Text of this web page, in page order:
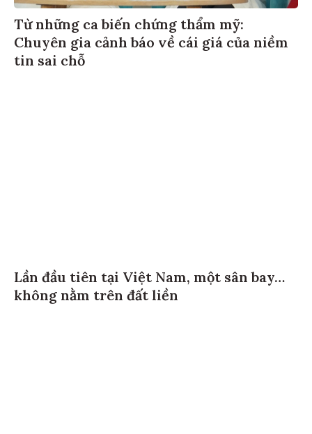
Từ những ca biến chứng thẩm mỹ:
Chuyên gia cảnh báo về cái giá của niềm
tin sai chỗ
Lần đầu tiên tại Việt Nam, một sân bay…
không nằm trên đất liền